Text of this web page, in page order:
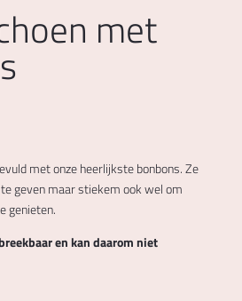
met
met onze heerlijkste bonbons. Ze
geven maar stiekem ook wel om
genieten.
en kan daarom niet